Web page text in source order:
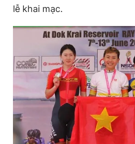
Đọc Thanh Niên trên điện thoại
Theo dõi báo trên
Hotline
0906 645 777
Liên
0908
Đặt báo Quảng cáo RSS
lễ khai mạc.